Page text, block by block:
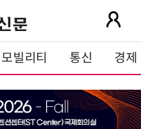
모빌리티 통신 경제